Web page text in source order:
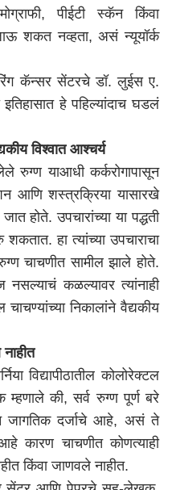
पीईटी स्कॅन किंवा
शकत नव्हता, असं न्यूयॉर्क
कॅन्सर सेंटरचे डॉ. लुईस ए.
हे पहिल्यांदाच घडलं
विश्वात आश्चर्य
रुग्ण याआधी कर्करोगापासून
आणि शस्त्रक्रिया यासारखे
होते. उपचारांच्या या पद्धती
हा त्यांच्या उपचाराचा
चाचणीत सामील झाले होते.
नसल्याचं कळल्यावर त्यांनाही
निकालांने वैद्यकीय
विद्यापीठातील कोलोरेक्टल
की, सर्व रुग्ण पूर्ण बरे
जागतिक दर्जाचे आहे, असं ते
कारण चाचणीत कोणत्याही
किंवा जाणवले नाहीत.